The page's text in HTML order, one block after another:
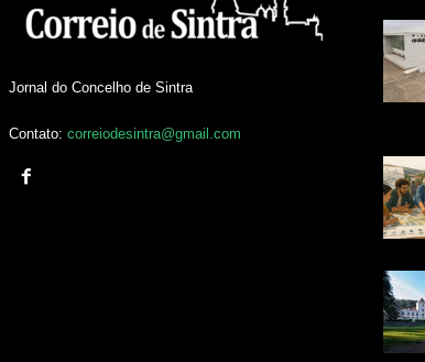
Jornal do Concelho de Sintra
Contato: correiodesintra@gmail.com